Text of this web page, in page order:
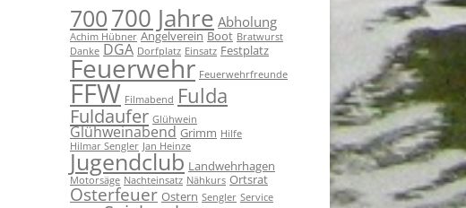
700700 Jahre Abholung
Achim Hübner Angelverein Boot Bratwurst
Danke DGA Dorfplatz Einsatz Festplatz
Feuerwehr Feuerwehrfreunde
FFW Filmabend Fulda
Fuldaufer Glühwein
Glühweinabend Grimm Hilfe
Hilmar Sengler Jan Heinze
Jugendclub Landwehrhagen
Motorsäge Nachteinsatz Nähkurs Ortsrat
Osterfeuer Ostern Sengler Service